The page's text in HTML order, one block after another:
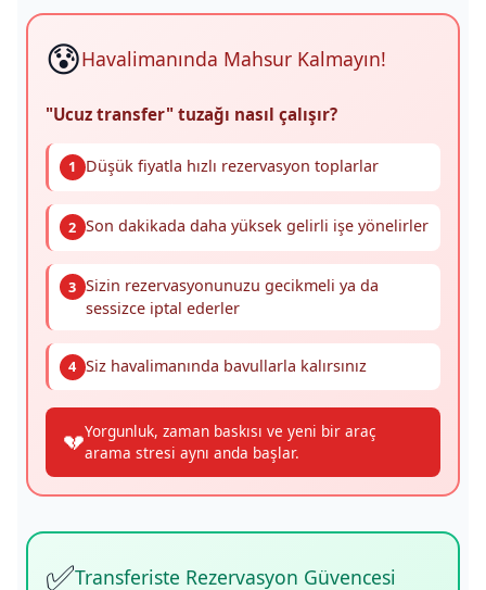
😰Havalimanında Mahsur Kalmayın!
"Ucuz transfer" tuzağı nasıl çalışır?
1 Düşük fiyatla hızlı rezervasyon toplarlar
2 Son dakikada daha yüksek gelirli işe yönelirler
3 Sizin rezervasyonunuzu gecikmeli ya da
sessizce iptal ederler
4 Siz havalimanında bavullarla kalırsınız
💔Yorgunluk, zaman baskısı ve yeni bir araç
arama stresi aynı anda başlar.
✅Transferiste Rezervasyon Güvencesi